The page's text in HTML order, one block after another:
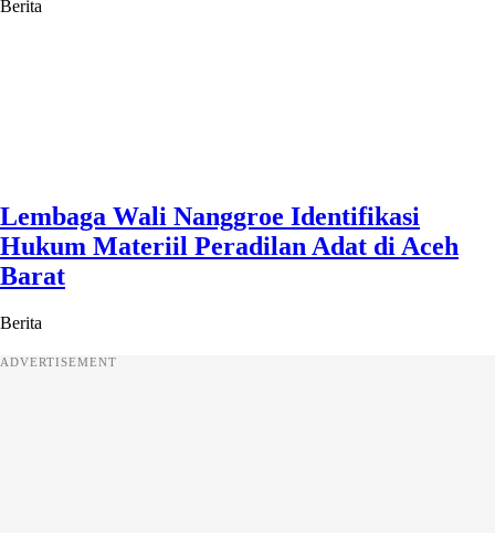
Berita
Lembaga Wali Nanggroe Identifikasi
Hukum Materiil Peradilan Adat di Aceh
Barat
Berita
ADVERTISEMENT